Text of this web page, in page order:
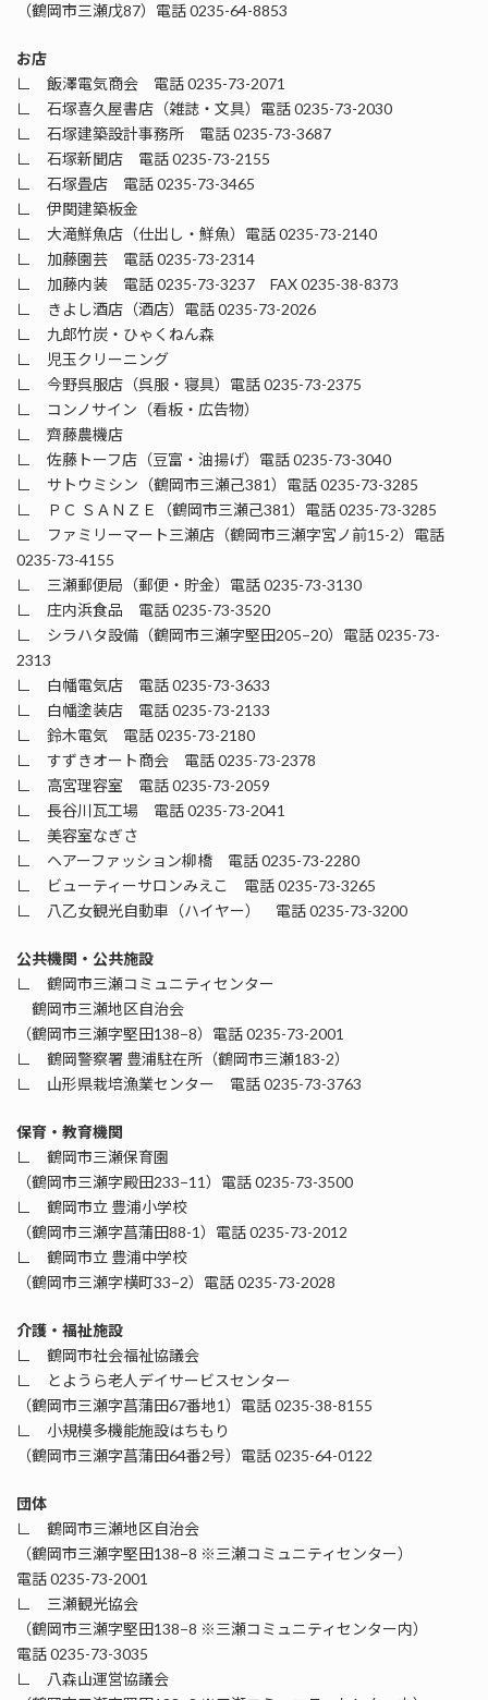
（鶴岡市三瀬戊87）電話 0235-64-8853
お店
∟ 飯澤電気商会 電話 0235-73-2071
∟ 石塚喜久屋書店（雑誌・文具）電話 0235-73-2030
∟ 石塚建築設計事務所 電話 0235-73-3687
∟ 石塚新聞店 電話 0235-73-2155
∟ 石塚畳店 電話 0235-73-3465
∟ 伊関建築板金
∟ 大滝鮮魚店（仕出し・鮮魚）電話 0235-73-2140
∟ 加藤園芸 電話 0235-73-2314
∟ 加藤内装 電話 0235-73-3237 FAX 0235-38-8373
∟ きよし酒店（酒店）電話 0235-73-2026
∟ 九郎竹炭・ひゃくねん森
∟ 児玉クリーニング
∟ 今野呉服店（呉服・寝具）電話 0235-73-2375
∟ コンノサイン（看板・広告物）
∟ 齊藤農機店
∟ 佐藤トーフ店（豆富・油揚げ）電話 0235-73-3040
∟ サトウミシン（鶴岡市三瀬己381）電話 0235-73-3285
∟ ＰＣ ＳＡＮＺＥ（鶴岡市三瀬己381）電話 0235-73-3285
∟ ファミリーマート三瀬店（鶴岡市三瀬字宮ノ前15-2）電話
0235-73-4155
∟ 三瀬郵便局（郵便・貯金）電話 0235-73-3130
∟ 庄内浜食品 電話 0235-73-3520
∟ シラハタ設備（鶴岡市三瀬字堅田205−20）電話 0235-73-
2313
∟ 白幡電気店 電話 0235-73-3633
∟ 白幡塗装店 電話 0235-73-2133
∟ 鈴木電気 電話 0235-73-2180
∟ すずきオート商会 電話 0235-73-2378
∟ 高宮理容室 電話 0235-73-2059
∟ 長谷川瓦工場 電話 0235-73-2041
∟ 美容室なぎさ
∟ ヘアーファッション柳橋 電話 0235-73-2280
∟ ビューティーサロンみえこ 電話 0235-73-3265
∟ 八乙女観光自動車（ハイヤー） 電話 0235-73-3200
公共機関・公共施設
∟ 鶴岡市三瀬コミュニティセンター
鶴岡市三瀬地区自治会
（鶴岡市三瀬字堅田138−8）電話 0235-73-2001
∟ 鶴岡警察署 豊浦駐在所（鶴岡市三瀬183-2）
∟ 山形県栽培漁業センター 電話 0235-73-3763
保育・教育機関
∟ 鶴岡市三瀬保育園
（鶴岡市三瀬字殿田233−11）電話 0235-73-3500
∟ 鶴岡市立 豊浦小学校
（鶴岡市三瀬字菖蒲田88-1）電話 0235-73-2012
∟ 鶴岡市立 豊浦中学校
（鶴岡市三瀬字横町33−2）電話 0235-73-2028
介護・福祉施設
∟ 鶴岡市社会福祉協議会
∟ とようら老人デイサービスセンター
（鶴岡市三瀬字菖蒲田67番地1）電話 0235-38-8155
∟ 小規模多機能施設はちもり
（鶴岡市三瀬字菖蒲田64番2号）電話 0235-64-0122
団体
∟ 鶴岡市三瀬地区自治会
（鶴岡市三瀬字堅田138−8 ※三瀬コミュニティセンター）
電話 0235-73-2001
∟ 三瀬観光協会
（鶴岡市三瀬字堅田138−8 ※三瀬コミュニティセンター内）
電話 0235-73-3035
∟ 八森山運営協議会